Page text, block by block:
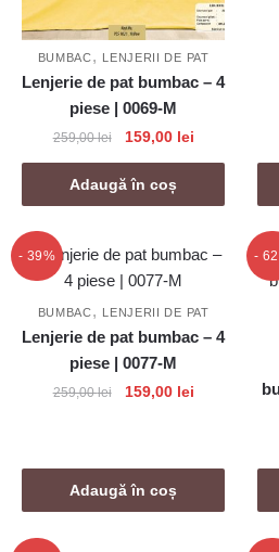
BUMBAC, LENJERII DE PAT
Lenjerie de pat bumbac – 4
piese | 0069-M
259,00lei
Prețul
inițial
a
fost:
159,00 leiPrețul
curent
159,00 lei.
Adaugă în coș
- 39%
BUMBAC, LENJERII DE PAT
Lenjerie de pat bumbac – 4
piese | 0077-M
259,00lei
Prețul
259,00 lei.
159,00 leiPrețul
Adaugă în coș
-